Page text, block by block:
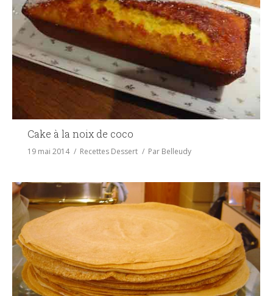
Cake à la noix de coco
19 mai 2014 Recettes Dessert Par Belleudy